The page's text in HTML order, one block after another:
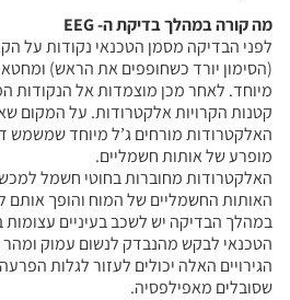
מה קורה במהלך בדיקת ה- EEG
לפני הבדיקה מסמן הטכנאי נקודות על
(הסימון יורד כשחופפים את הראש)
מיוחד. לאחר מכן מוצמדות אל הנקודות
קטנות הקרויות אלקטרודות. על המקום
האלקטרודות מורחים ג’ל מיוחד
מופרע של אותות חשמליים.
האותות החשמליים של המוח והופך אותם
במהלך הבדיקה יש לשכב בעיניים עצומות
הטכנאי לבקש מהנבדק לנשום עמוק ומהר
הגירויים האלה יכולים לעזור לגלות
שסובלים מאפילפסיה.